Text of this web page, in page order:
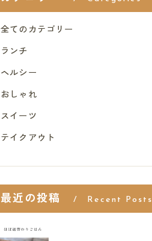
全てのカテゴリー
ランチ
ヘルシー
おしゃれ
スイーツ
テイクアウト
最近の投稿 Recent Posts